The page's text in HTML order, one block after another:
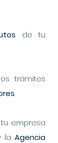
de tu
trámites
.
empresa
laAgencia